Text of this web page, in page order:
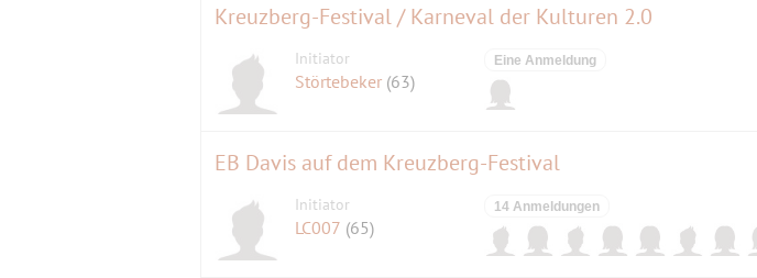
Kreuzberg-Festival / Karneval der Kulturen 2.0
Initiator
Störtebeker (63)
Eine Anmeldung
EB Davis auf dem Kreuzberg-Festival
Initiator
LC007 (65)
14 Anmeldungen